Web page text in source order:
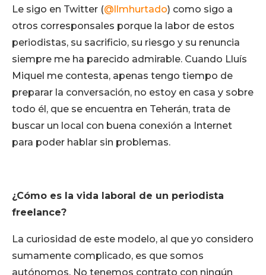
Le sigo en Twitter (@llmhurtado) como sigo a
otros corresponsales porque la labor de estos
periodistas, su sacrificio, su riesgo y su renuncia
siempre me ha parecido admirable. Cuando Lluís
Miquel me contesta, apenas tengo tiempo de
preparar la conversación, no estoy en casa y sobre
todo él, que se encuentra en Teherán, trata de
buscar un local con buena conexión a Internet
para poder hablar sin problemas.
¿Cómo es la vida laboral de un periodista
freelance?
La curiosidad de este modelo, al que yo considero
sumamente complicado, es que somos
autónomos. No tenemos contrato con ningún